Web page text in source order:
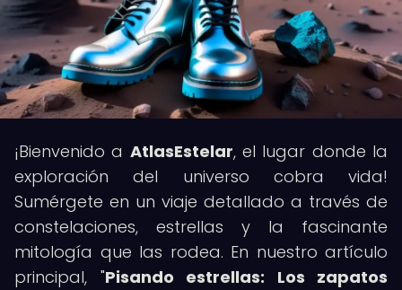
¡Bienvenido a AtlasEstelar, el lugar donde la
exploración del universo cobra vida!
Sumérgete en un viaje detallado a través de
constelaciones, estrellas y la fascinante
mitología que las rodea. En nuestro artículo
principal, "Pisando estrellas: Los zapatos